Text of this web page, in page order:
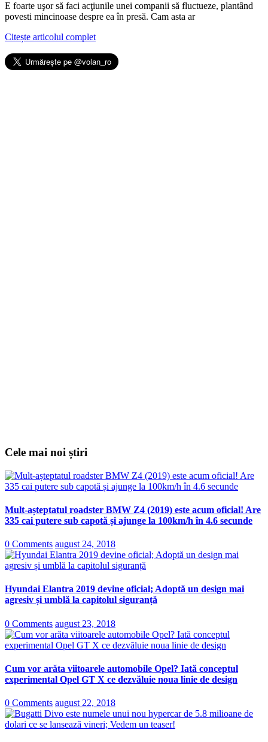
E foarte uşor să faci acţiunile unei companii să fluctueze, plantând
povesti mincinoase despre ea în presă. Cam asta ar
Citește articolul complet
Cele mai noi știri
Mult-așteptatul roadster BMW Z4 (2019) este acum oficial! Are
335 cai putere sub capotă și ajunge la 100km/h în 4.6 secunde
0 Comments august 24, 2018
Hyundai Elantra 2019 devine oficial; Adoptă un design mai
agresiv și umblă la capitolul siguranță
0 Comments august 23, 2018
Cum vor arăta viitoarele automobile Opel? Iată conceptul
experimental Opel GT X ce dezvăluie noua linie de design
0 Comments august 22, 2018